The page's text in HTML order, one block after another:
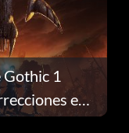
Gothic 1
en